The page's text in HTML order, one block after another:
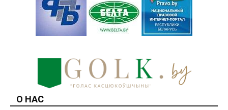
О НАС